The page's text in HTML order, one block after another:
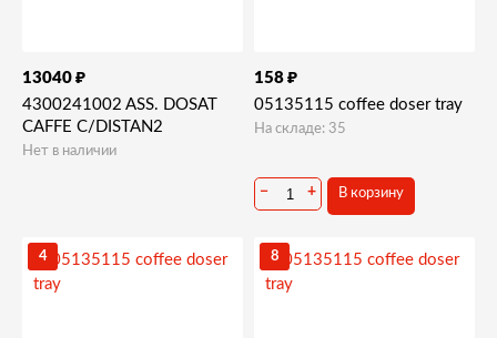
13040 ₽
4300241002 ASS. DOSAT
CAFFE C/DISTAN2
Нет в наличии
158 ₽
05135115 coffee doser tray
На складе: 35
− + В корзину
4 8